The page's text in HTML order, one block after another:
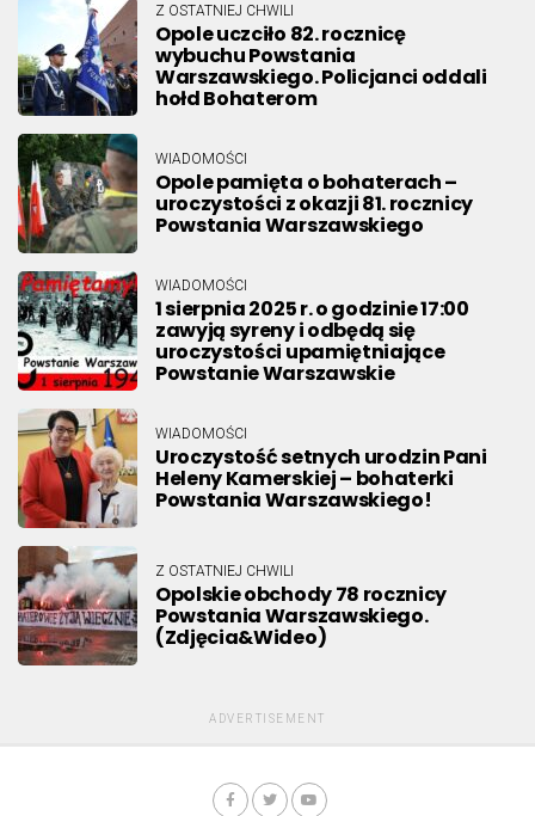
Z OSTATNIEJ CHWILI
Opole uczciło 82. rocznicę
wybuchu Powstania
Warszawskiego. Policjanci oddali
hołd Bohaterom
WIADOMOŚCI
Opole pamięta o bohaterach –
uroczystości z okazji 81. rocznicy
Powstania Warszawskiego
WIADOMOŚCI
1 sierpnia 2025 r. o godzinie 17:00
zawyją syreny i odbędą się
uroczystości upamiętniające
Powstanie Warszawskie
WIADOMOŚCI
Uroczystość setnych urodzin Pani
Heleny Kamerskiej – bohaterki
Powstania Warszawskiego!
Z OSTATNIEJ CHWILI
Opolskie obchody 78 rocznicy
Powstania Warszawskiego.
(Zdjęcia&Wideo)
ADVERTISEMENT